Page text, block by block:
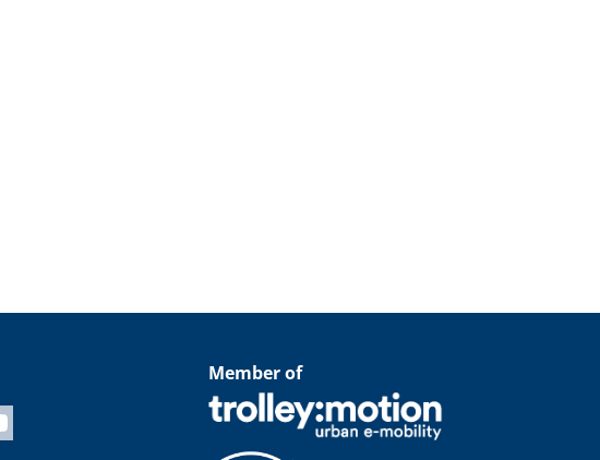
Member of